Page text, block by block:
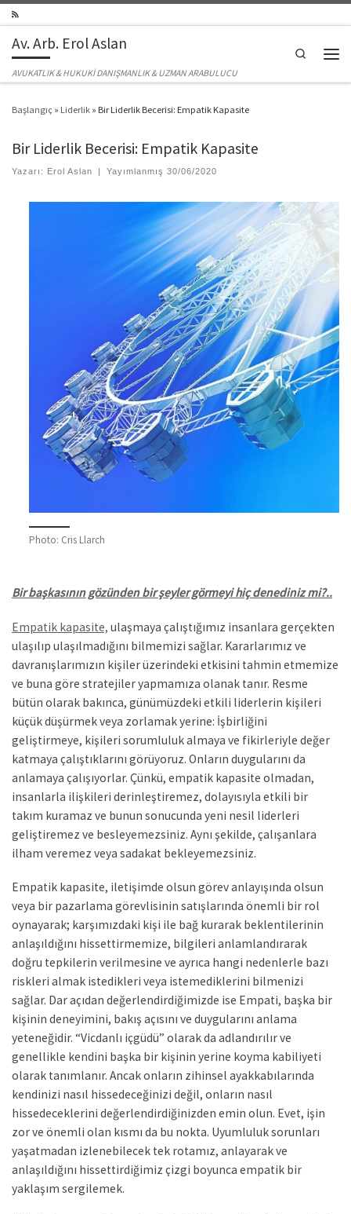
Av. Arb. Erol Aslan
AVUKATLIK & HUKUKİ DANIŞMANLIK & UZMAN ARABULUCU
Search
Başlangıç » Liderlik » Bir Liderlik Becerisi: Empatik Kapasite
Bir Liderlik Becerisi: Empatik Kapasite
Yazarı: Erol Aslan | Yayımlanmış 30/06/2020
Photo: Cris Llarch
Bir başkasının gözünden bir şeyler görmeyi hiç denediniz mi?..
Empatik kapasite, ulaşmaya çalıştığımız insanlara gerçekten
ulaşılıp ulaşılmadığını bilmemizi sağlar. Kararlarımız ve
davranışlarımızın kişiler üzerindeki etkisini tahmin etmemize
ve buna göre stratejiler yapmamıza olanak tanır. Resme
bütün olarak bakınca, günümüzdeki etkili liderlerin kişileri
küçük düşürmek veya zorlamak yerine: İşbirliğini
geliştirmeye, kişileri sorumluluk almaya ve fikirleriyle değer
katmaya çalıştıklarını görüyoruz. Onların duygularını da
anlamaya çalışıyorlar. Çünkü, empatik kapasite olmadan,
insanlarla ilişkileri derinleştiremez, dolayısıyla etkili bir
takım kuramaz ve bunun sonucunda yeni nesil liderleri
geliştiremez ve besleyemezsiniz. Aynı şekilde, çalışanlara
ilham veremez veya sadakat bekleyemezsiniz.
Empatik kapasite, iletişimde olsun görev anlayışında olsun
veya bir pazarlama görevlisinin satışlarında önemli bir rol
oynayarak; karşımızdaki kişi ile bağ kurarak beklentilerinin
anlaşıldığını hissettirmemize, bilgileri anlamlandırarak
doğru tepkilerin verilmesine ve ayrıca hangi nedenlerle bazı
riskleri almak istedikleri veya istemediklerini bilmenizi
sağlar. Dar açıdan değerlendirdiğimizde ise Empati, başka bir
kişinin deneyimini, bakış açısını ve duygularını anlama
yeteneğidir. “Vicdanlı içgüdü” olarak da adlandırılır ve
genellikle kendini başka bir kişinin yerine koyma kabiliyeti
olarak tanımlanır. Ancak onların zihinsel ayakkabılarında
kendinizi nasıl hissedeceğinizi değil, onların nasıl
hissedeceklerini değerlendirdiğinizden emin olun. Evet, işin
zor ve önemli olan kısmı da bu nokta. Uyumluluk sorunları
yaşatmadan izlenebilecek tek rotamız, anlayarak ve
anlaşıldığını hissettirdiğimiz çizgi boyunca empatik bir
yaklaşım sergilemek.